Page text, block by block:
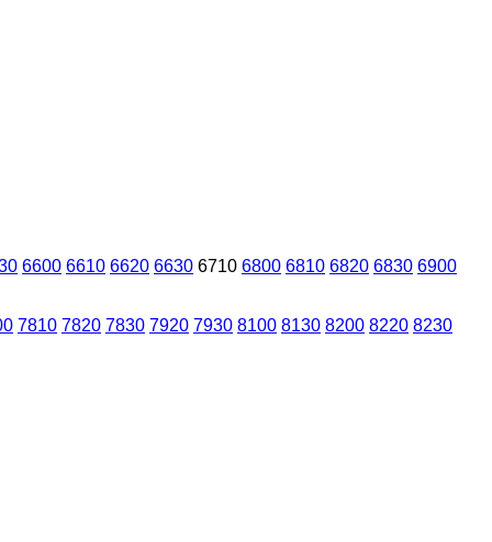
6600 6610 6620 6630 6710 6800 6810 6820 6830 6900
7810 7820 7830 7920 7930 8100 8130 8200 8220 8230